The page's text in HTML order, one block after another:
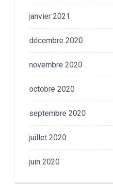
janvier 2021
décembre 2020
novembre 2020
octobre 2020
septembre 2020
juillet 2020
juin 2020